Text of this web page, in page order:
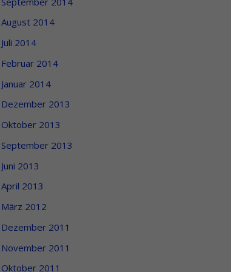
August 2014
Juli 2014
Februar 2014
Januar 2014
Dezember 2013
Oktober 2013
September 2013
Juni 2013
April 2013
März 2012
Dezember 2011
November 2011
Oktober 2011